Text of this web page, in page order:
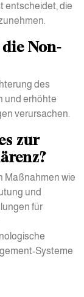
entscheidet, die
Non-
des
und erhöhte
verursachen.
zur
Maßnahmen wie
und
für
Systeme